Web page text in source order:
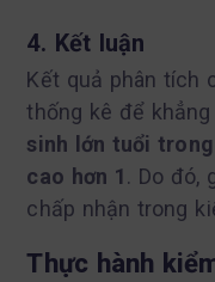
4. Kết luận
Kết quả phân tích
thống kê để khẳng
sinh lớn tuổi
cao hơn 1. Do đó,
chấp nhận trong
Thực hành